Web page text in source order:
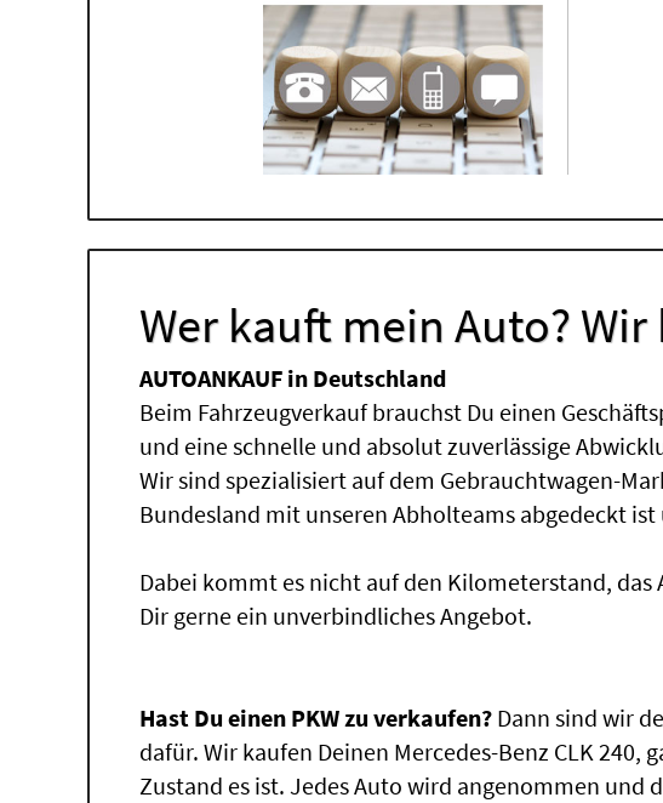
Wer kauft mein Auto?
AUTOANKAUF in Deutschland
Beim Fahrzeugverkauf brauchst Du einen
und eine schnelle und absolut zuverlässige
Wir sind spezialisiert auf dem Gebrauchtwagen-
Bundesland mit unseren Abholteams abgedeckt
Dabei kommt es nicht auf den Kilometerstand, das
Dir gerne ein unverbindliches Angebot.
Hast Du einen PKW zu verkaufen? Dann sind wir
dafür. Wir kaufen Deinen Mercedes-Benz CLK 240,
Zustand es ist. Jedes Auto wird angenommen und